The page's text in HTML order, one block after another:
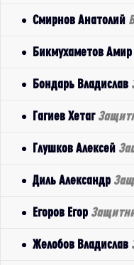
Смирнов Анатолий
Бикмухаметов Амир
Бондарь Владислав
Гагиев Хетаг
Глушков Алексей
Диль Александр
Егоров Егор
Желобов Владислав